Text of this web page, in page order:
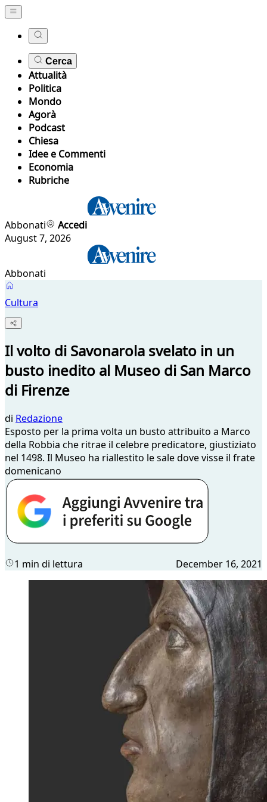
Cerca
Attualità
Politica
Mondo
Agorà
Podcast
Chiesa
Idee e Commenti
Economia
Rubriche
Abbonati
Accedi
August 7, 2026
Abbonati
Cultura
Il volto di Savonarola svelato in un
busto inedito al Museo di San Marco
di Firenze
di Redazione
Esposto per la prima volta un busto attribuito a Marco
della Robbia che ritrae il celebre predicatore, giustiziato
nel 1498. Il Museo ha riallestito le sale dove visse il frate
domenicano
1 min di lettura December 16, 2021